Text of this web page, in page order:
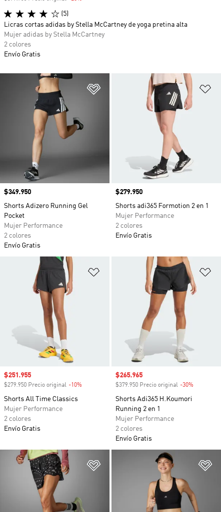
Añadir a la lista de deseos
Precio
$349.950
Shorts Adizero Running Gel
Pocket
Mujer Performance
2 colores
Envío Gratis
Precio
$279.950
Shorts adi365 Formotion 2 en 1
Mujer Performance
2 colores
Envío Gratis
Añadir a la lista de deseos
Precio de venta
$251.955
$279.950 Precio original -10%
Shorts All Time Classics
Mujer Performance
2 colores
Envío Gratis
Precio de venta
$265.965
$379.950 Precio original -30%
Shorts Adi365 H.Koumori
Running 2 en 1
Mujer Performance
2 colores
Envío Gratis
Añadir a la lista de deseos
(5)
Licras cortas adidas by Stella McCartney de yoga pretina alta
Mujer adidas by Stella McCartney
2 colores
Envío Gratis